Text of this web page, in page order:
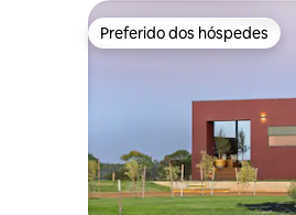
Preferido dos hóspedes
Preferido dos hóspedes